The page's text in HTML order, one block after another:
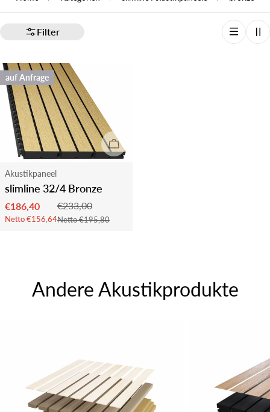
Filter
auf Anfrage
auf Anfrage
Typ:
Akustikpaneel
slimline 32/4 Bronze
Verkaufspreis
€186,40
Netto €156,64
Regulärer
€233,00
Netto €195,80
Andere Akustikprodukte